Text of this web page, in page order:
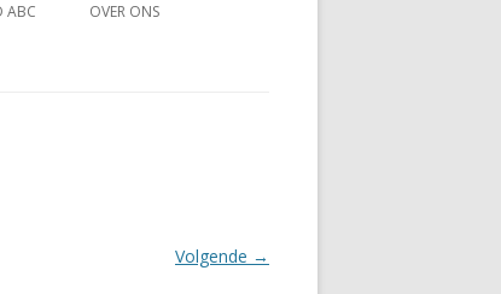
ABC OVER ONS
Volgende →